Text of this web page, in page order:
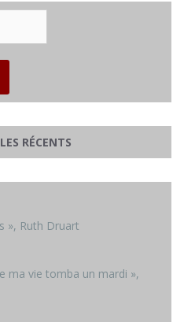
RÉCENTS
», Ruth Druart
ma vie tomba un mardi »,